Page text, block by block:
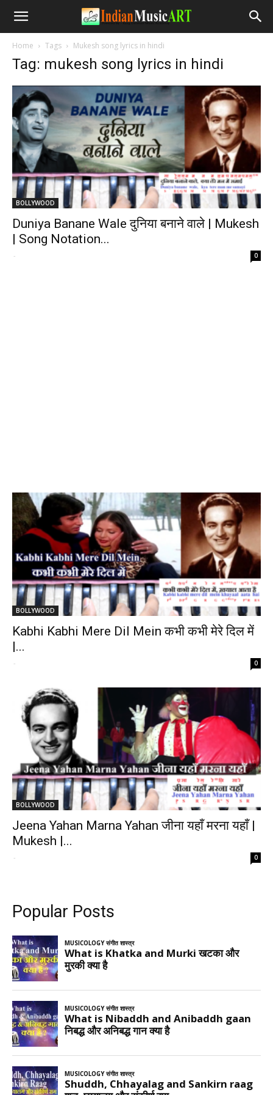
Home Tags Mukesh song lyrics in hindi
Tag: mukesh song lyrics in hindi
BOLLYWOOD
Duniya Banane Wale दुनिया बनाने वाले | Mukesh
| Song Notation...
- 0
BOLLYWOOD
Kabhi Kabhi Mere Dil Mein कभी कभी मेरे दिल में
|...
- 0
BOLLYWOOD
Jeena Yahan Marna Yahan जीना यहाँ मरना यहाँ |
Mukesh |...
- 0
Popular Posts